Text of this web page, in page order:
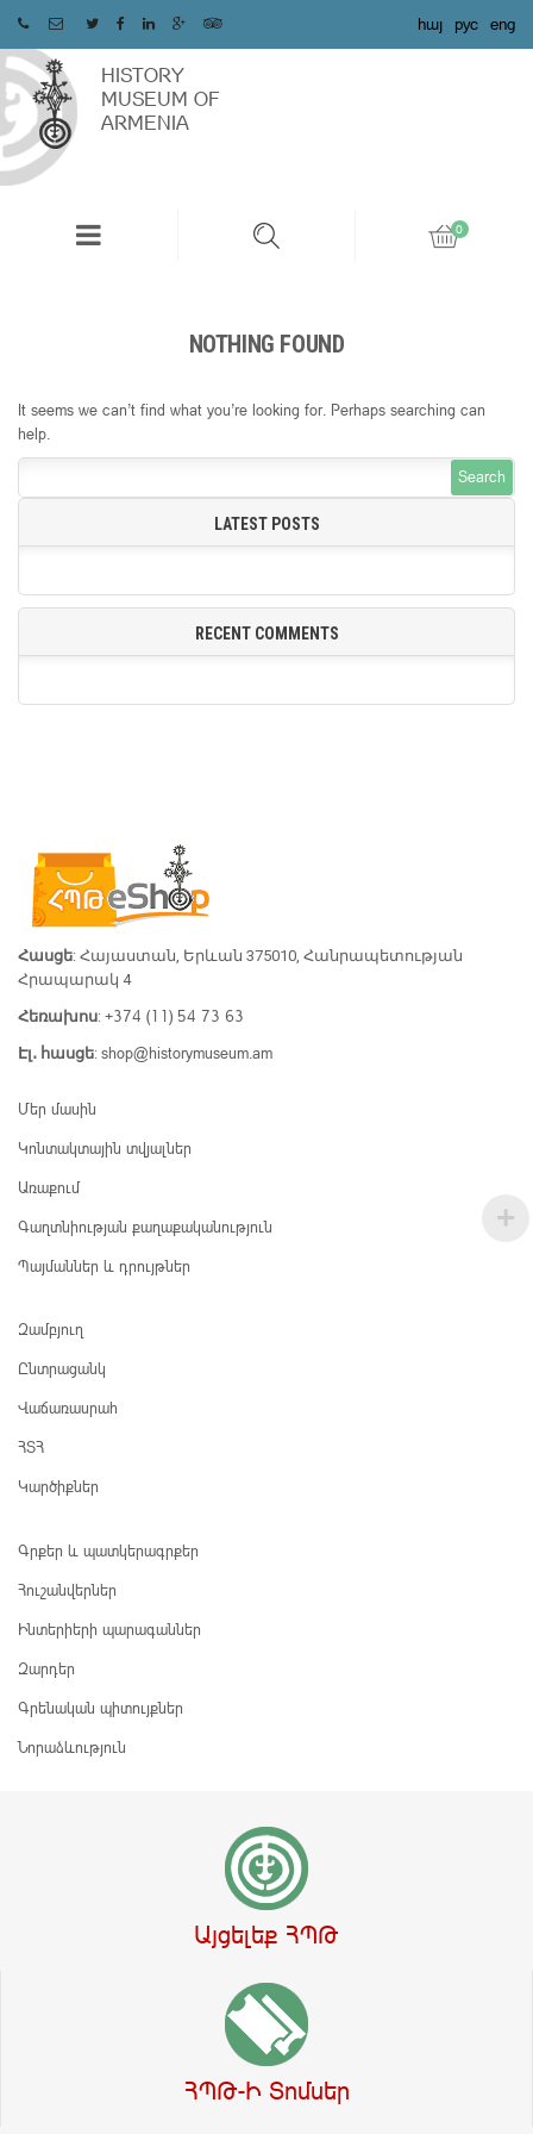
հայ рус eng
HISTORY
MUSEUM OF
ARMENIA
NOTHING FOUND
It seems we can’t find what you’re looking for. Perhaps searching can
help.
Search
LATEST POSTS
RECENT COMMENTS
Հասցե: Հայաստան, Երևան 375010, Հանրապետության
Հրապարակ 4
Հեռախոս: +374 (11) 54 73 63
Էլ․ հասցե: shop@historymuseum.am
Մեր մասին
Կոնտակտային տվյալներ
Առաքում
Գաղտնիության քաղաքականություն
Պայմաններ և դրույթներ
Զամբյուղ
Ընտրացանկ
Վաճառասրահ
ՀՏՀ
Կարծիքներ
Գրքեր և պատկերագրքեր
Հուշանվերներ
Ինտերիերի պարագաններ
Զարդեր
Գրենական պիտույքներ
Նորաձևություն
Այցելեք ՀՊԹ
ՀՊԹ-Ի Տոմսեր